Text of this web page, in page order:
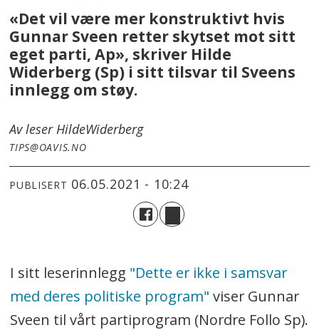
«Det vil være mer konstruktivt hvis
Gunnar Sveen retter skytset mot sitt
eget parti, Ap», skriver Hilde
Widerberg (Sp) i sitt tilsvar til Sveens
innlegg om støy.
Av leser HildeWiderberg
TIPS@OAVIS.NO
PUBLISERT 06.05.2021 - 10:24
I sitt leserinnlegg "Dette er ikke i samsvar
med deres politiske program" viser Gunnar
Sveen til vårt partiprogram (Nordre Follo Sp).